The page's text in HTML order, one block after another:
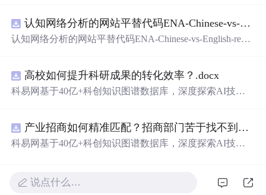
新领域的AI+数智化解决方案，推动科技创新与产业创新
智能化发展。
认知网络分析的网站平替代码ENA-Chinese-vs-English-reproducible.zip
认知网络分析的网站平替代码ENA-Chinese-vs-English-repro
高校如何提升科研成果的转化效率？.docx
科易网基于40亿+科创知识图谱数据库，深度探索AI技术
新领域的AI+数智化解决方案，推动科技创新与产业创新
智能化发展。
产业招商如何精准匹配？招商部门苦于找不到符合产业链补链强链方向的目标企业怎么办？.docx
科易网基于40亿+科创知识图谱数据库，深度探索AI技术
新领域的AI+数智化解决方案，推动科技创新与产业创新
说点什么…